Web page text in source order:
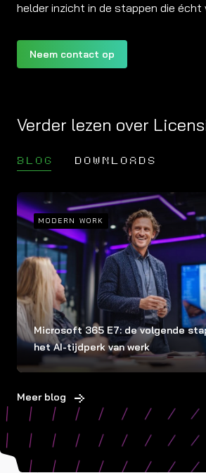
helder inzicht in de stappen die écht
Neem contact op
Verder lezen over
BLOG DOWNLOADS
MODERN WORK
Microsoft 365 E7: de volgende
het AI-tijdperk van werk
Meer blog